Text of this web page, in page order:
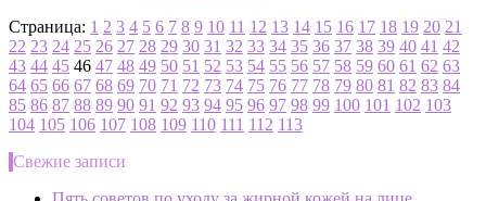
Страница: 1 2 3 4 5 6 7 8 9 10 11 12 13 14 15 16 17 18 19 20 21
22 23 24 25 26 27 28 29 30 31 32 33 34 35 36 37 38 39 40 41 42
43 44 45 46 47 48 49 50 51 52 53 54 55 56 57 58 59 60 61 62 63
64 65 66 67 68 69 70 71 72 73 74 75 76 77 78 79 80 81 82 83 84
85 86 87 88 89 90 91 92 93 94 95 96 97 98 99 100 101 102 103
104 105 106 107 108 109 110 111 112 113
Свежие записи